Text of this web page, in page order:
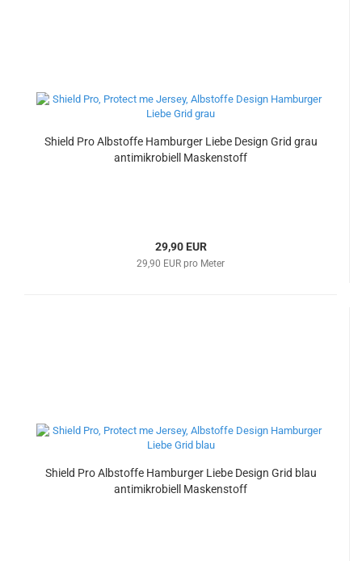
Shield Pro Albstoffe Hamburger Liebe Design Grid grau
antimikrobiell Maskenstoff
29,90 EUR
29,90 EUR pro Meter
Shield Pro Albstoffe Hamburger Liebe Design Grid blau
antimikrobiell Maskenstoff